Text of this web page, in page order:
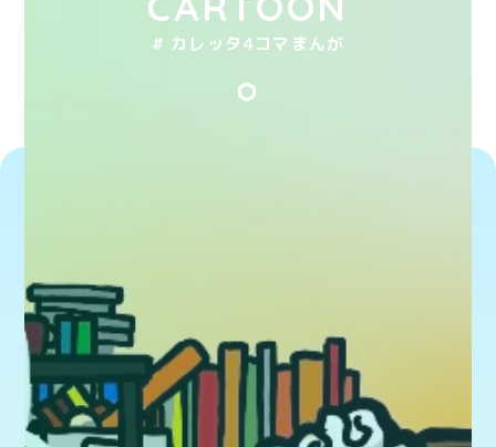
# カレッタ4コマまんが